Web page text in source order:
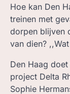
LEZEN BC,
ZOEK,
Hoe kan Den
treinen met
dorpen blijven
van dien?
Den Haag
project Delta
Sophie